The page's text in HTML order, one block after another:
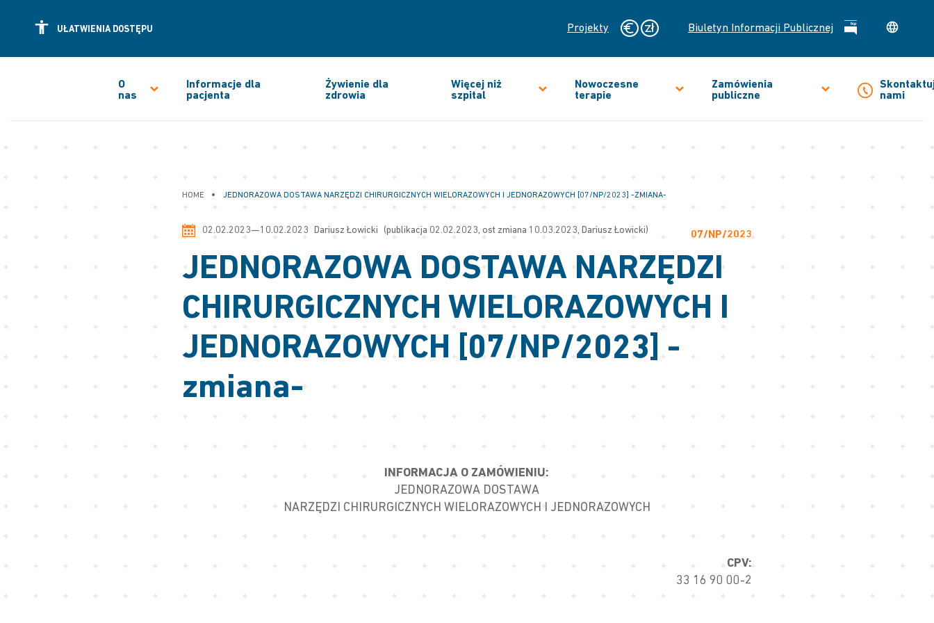
UŁATWIENIA DOSTĘPU Projekty Biuletyn Informacji Publicznej
O
nas
Informacje dla
pacjenta
Żywienie dla
zdrowia
Więcej niż
szpital
Nowoczesne
terapie
Zamówienia
publiczne
nami
HOME • JEDNORAZOWA DOSTAWA NARZĘDZI CHIRURGICZNYCH WIELORAZOWYCH I JEDNORAZOWYCH [07/NP/2023] -ZMIANA-
02.02.2023—10.02.2023 Dariusz Łowicki (publikacja 02.02.2023, ost zmiana 10.03.2023, Dariusz Łowicki) 07/NP/2023
JEDNORAZOWA DOSTAWA NARZĘDZI
CHIRURGICZNYCH WIELORAZOWYCH I
JEDNORAZOWYCH [07/NP/2023] -
zmiana-
INFORMACJA O ZAMÓWIENIU:
JEDNORAZOWA DOSTAWA
NARZĘDZI CHIRURGICZNYCH WIELORAZOWYCH I JEDNORAZOWYCH
CPV:
33 16 90 00-2